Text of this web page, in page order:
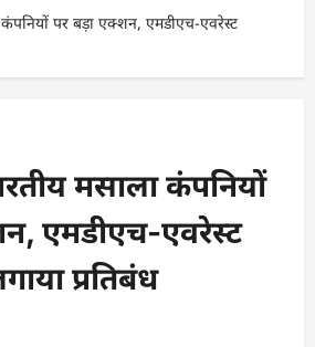
पर बड़ा एक्शन, एमडीएच-एवरेस्ट
मसाला कंपनियों
एमडीएच-एवरेस्ट
प्रतिबंध